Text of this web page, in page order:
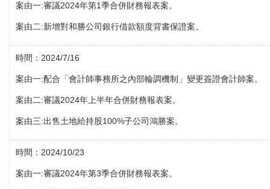
案由一:審議2024年第1季合併財務報表案。
案由二:新增對和勝公司銀行借款額度背書保證案。
時間：2024/7/16
案由一:配合「會計師事務所之內部輪調機制」變更簽證會計師案。
案由二:審議2024年上半年合併財務報表案。
案由三:出售土地給持股100%子公司鴻勝案。
時間：2024/10/23
案由一:審議2024年第3季合併財務報表案。